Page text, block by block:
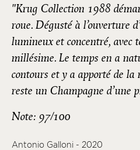
"Krug Collection 1988
roue. Dégusté à l’ouverture
lumineux et concentré, avec
millésime. Le temps en a
contours et y a apporté de
reste un Champagne d’une
Note: 97/100
Antonio Galloni - 2020